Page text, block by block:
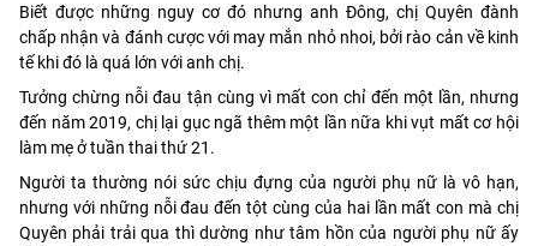
Biết được những nguy cơ đó nhưng anh Đông, chị Quyên đành
chấp nhận và đánh cược với may mắn nhỏ nhoi, bởi rào cản về kinh
tế khi đó là quá lớn với anh chị.
Tưởng chừng nỗi đau tận cùng vì mất con chỉ đến một lần, nhưng
đến năm 2019, chị lại gục ngã thêm một lần nữa khi vụt mất cơ hội
làm mẹ ở tuần thai thứ 21.
Người ta thường nói sức chịu đựng của người phụ nữ là vô hạn,
nhưng với những nỗi đau đến tột cùng của hai lần mất con mà chị
Quyên phải trải qua thì dường như tâm hồn của người phụ nữ ấy